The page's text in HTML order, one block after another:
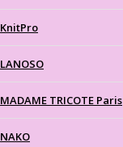
KnitPro
LANOSO
MADAME TRICOTE Paris
NAKO